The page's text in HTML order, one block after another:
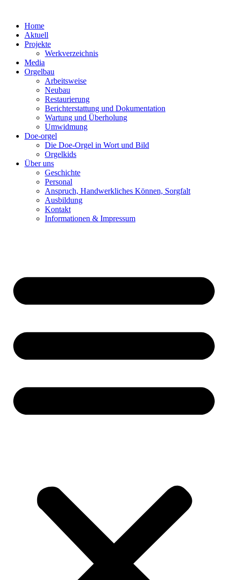
springenHome
Aktuell
Projekte
Werkverzeichnis
Media
Orgelbau
Arbeitsweise
Neubau
Restaurierung
Berichterstattung und Dokumentation
Wartung und Überholung
Umwidmung
Doe-orgel
Die Doe-Orgel in Wort und Bild
Orgelkids
Über uns
Geschichte
Personal
Anspruch, Handwerkliches Können, Sorgfalt
Ausbildung
Kontakt
Informationen & Impressum